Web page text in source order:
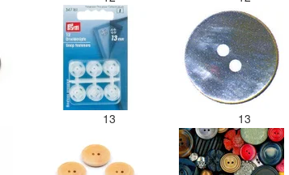
13 13